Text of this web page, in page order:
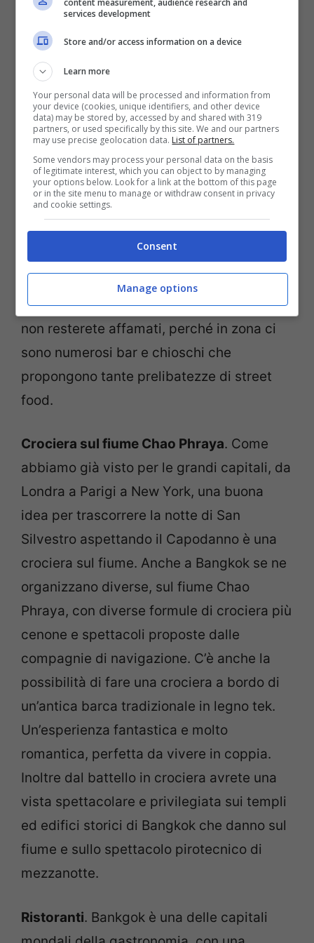
vasta offerta di negozi, ristoranti e bar,
dove gustare le specialità della cucina
thailandese che per l’occasione
propongono menù speciali. Per la notte di
Capodanno vengono organizzati spettacoli
con musica dal vivo, a cui partecipano le
celebrità thailandesi. Qui gli spettacoli e il
conto alla rovescia di mezzanotte vengono
trasmessi in diretta televisiva. Il mercato
apre alle 17.00 e prima di cena potete
dedicarvi allo shopping. Se volete cenare
in un ristorante dovete prenotare in
anticipo. Se non trovate posto, tuttavia,
non resterete affamati, perché in zona ci
sono numerosi bar e chioschi che
propongono tante prelibatezze di street
food.
Crociera sul fiume Chao Phraya. Come
abbiamo già visto per le grandi capitali, da
Londra a Parigi a New York, una buona
idea per trascorrere la notte di San
Silvestro aspettando il Capodanno è una
crociera sul fiume. Anche a Bangkok se ne
organizzano diverse, sul fiume Chao
Phraya, con diverse formule di crociera più
cenone e spettacoli proposte dalle
compagnie di navigazione. C’è anche la
possibilità di fare una crociera a bordo di
un’antica barca tradizionale in legno tek.
Un’esperienza fantastica e molto
romantica, perfetta da vivere in coppia.
Inoltre dal battello in crociera avrete una
vista spettacolare e privilegiata sui templi
ed edifici storici di Bangkok che danno sul
fiume e sullo spettacolo pirotecnico di
mezzanotte.
Ristoranti. Bankgok è una delle capitali
services development
Store and/or access information on a device
Learn more
Your personal data will be processed and information from
your device (cookies, unique identifiers, and other device
data) may be stored by, accessed by and shared with 319
partners, or used specifically by this site. We and our partners
may use precise geolocation data. List of partners.
Some vendors may process your personal data on the basis
of legitimate interest, which you can object to by managing
your options below. Look for a link at the bottom of this page
or in the site menu to manage or withdraw consent in privacy
and cookie settings.
Consent
Manage options